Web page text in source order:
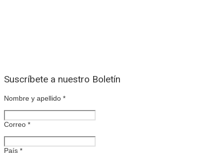
Suscríbete a nuestro Boletín
Nombre y apellido *
Correo *
País *